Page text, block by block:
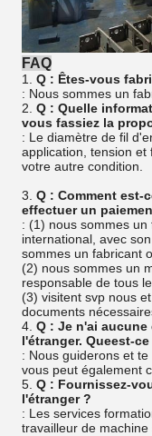
FAQ
1. Q : Êtes-vous
: Nous sommes un
2. Q : Quelle
vous fassiez la
: Le diamètre de fil
application, tension
votre autre condition.
3. Q : Comment est-
effectuer un
: (1) nous sommes
international, avec
sommes un fabricant
(2) nous sommes un
responsable de tous
(3) visitent svp nous
documents
4. Q : Je n'ai
l'étranger. Queest-
: Nous guiderons et
vous peut également
5. Q : Fournissez-
l'étranger ?
: Les services
travailleur de machine